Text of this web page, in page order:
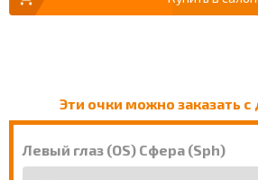
Эти очки можно заказать
Левый глаз (OS) Сфера (Sph)